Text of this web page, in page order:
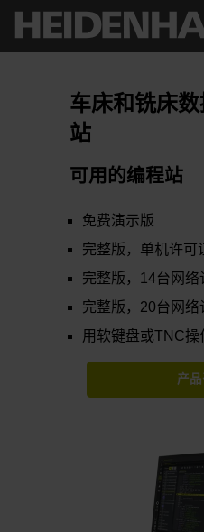
车床和铣床
站
可用的编程站
免费演示版
完整版，单机许可
完整版，14台网络
完整版，20台网络
用软键盘或TNC操
产